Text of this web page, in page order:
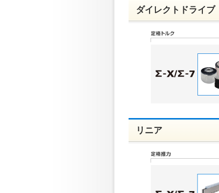
ダイレクトドライブ
リニア